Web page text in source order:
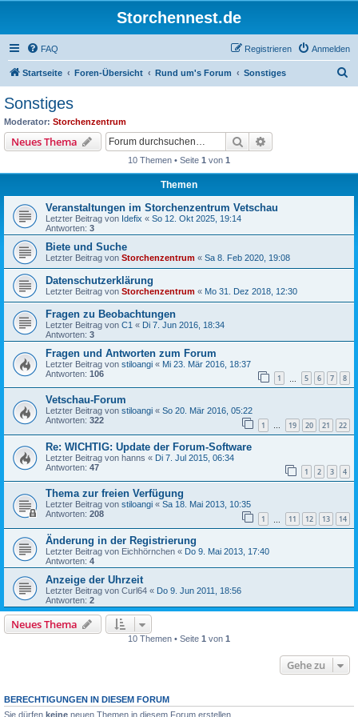
Storchennest.de
FAQ Anmelden
Registrieren
Startseite Foren-Übersicht Rund um's Forum Sonstiges
Sonstiges
Moderator: Storchenzentrum
Neues Thema Suche
10 Themen • Seite 1 von 1
Themen
Veranstaltungen im Storchenzentrum Vetschau
Letzter Beitrag von Idefix « So 12. Okt 2025, 19:14
Antworten: 3
Biete und Suche
Letzter Beitrag von Storchenzentrum « Sa 8. Feb 2020, 19:08
Datenschutzerklärung
Letzter Beitrag von Storchenzentrum « Mo 31. Dez 2018, 12:30
Fragen zu Beobachtungen
Letzter Beitrag von C1 « Di 7. Jun 2016, 18:34
Antworten: 3
Fragen und Antworten zum Forum
Letzter Beitrag von stiloangi « Mi 23. Mär 2016, 18:37
Antworten: 106 1 5 6 7 8
Vetschau-Forum
Letzter Beitrag von stiloangi « So 20. Mär 2016, 05:22
Antworten: 322 1 … 19 20 21 22
Re: WICHTIG: Update der Forum-Software
Letzter Beitrag von hanns « Di 7. Jul 2015, 06:34
Antworten: 47 1 2 3 4
Thema zur freien Verfügung
Letzter Beitrag von stiloangi « Sa 18. Mai 2013, 10:35
Antworten: 208 1 11 12 13 14
Änderung in der Registrierung
Letzter Beitrag von Eichhörnchen « Do 9. Mai 2013, 17:40
Antworten: 4
Anzeige der Uhrzeit
Letzter Beitrag von Curl64 « Do 9. Jun 2011, 18:56
Antworten: 2
Neues Thema
10 Themen • Seite 1 von 1
Gehe zu
BERECHTIGUNGEN IN DIESEM FORUM
Sie dürfen keine neuen Themen in diesem Forum erstellen.